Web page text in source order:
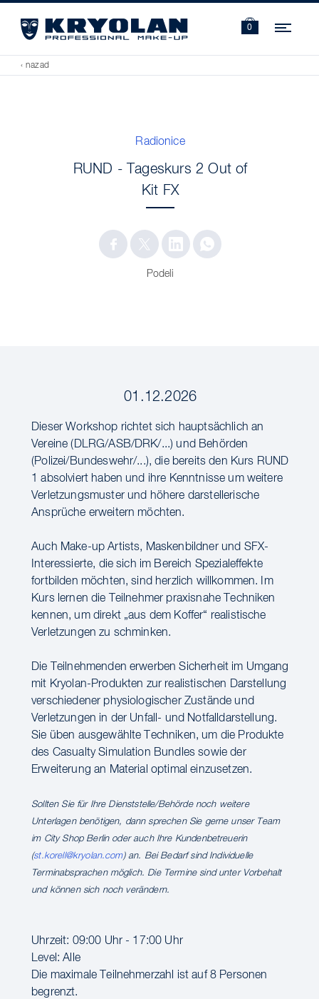
0
‹ nazad
Radionice
RUND - Tageskurs 2 Out of
Kit FX
Podeli
01.12.2026
Dieser Workshop richtet sich hauptsächlich an
Vereine (DLRG/ASB/DRK/...) und Behörden
(Polizei/Bundeswehr/...), die bereits den Kurs RUND
1 absolviert haben und ihre Kenntnisse um weitere
Verletzungsmuster und höhere darstellerische
Ansprüche erweitern möchten.
Auch Make-up Artists, Maskenbildner und SFX-
Interessierte, die sich im Bereich Spezialeffekte
fortbilden möchten, sind herzlich willkommen. Im
Kurs lernen die Teilnehmer praxisnahe Techniken
kennen, um direkt „aus dem Koffer“ realistische
Verletzungen zu schminken.
Die Teilnehmenden erwerben Sicherheit im Umgang
mit Kryolan-Produkten zur realistischen Darstellung
verschiedener physiologischer Zustände und
Verletzungen in der Unfall- und Notfalldarstellung.
Sie üben ausgewählte Techniken, um die Produkte
des Casualty Simulation Bundles sowie der
Erweiterung an Material optimal einzusetzen.
Sollten Sie für Ihre Dienststelle/Behörde noch weitere
Unterlagen benötigen, dann sprechen Sie gerne unser Team
im City Shop Berlin oder auch Ihre Kundenbetreuerin
(st.korell@kryolan.com) an. Bei Bedarf sind Individuelle
Terminabsprachen möglich. Die Termine sind unter Vorbehalt
und können sich noch verändern.
Uhrzeit: 09:00 Uhr - 17:00 Uhr
Level: Alle
Die maximale Teilnehmerzahl ist auf 8 Personen
begrenzt.